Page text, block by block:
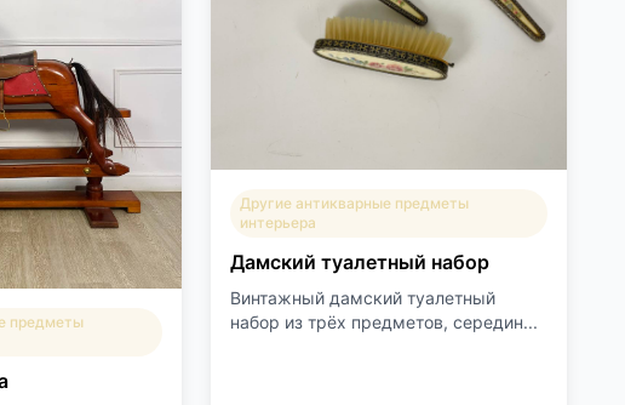
предметы
Другие антикварные предметы
интерьера
Дамский туалетный набор
Винтажный дамский туалетный
набор из трёх предметов, середин...